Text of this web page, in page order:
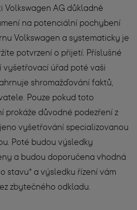
AG důkladně
na potenciální pochybení
Volkswagen a systematicky je
potvrzení o přijetí. Příslušné
úřad poté vaši
shromažďování faktů,
Pouze pokud toto
prokáže důvodné podezření z
vyšetřování specializovanou
Poté budou výsledky
a budou doporučena vhodná
stavu* a výsledku řízení vám
zbytečného odkladu.